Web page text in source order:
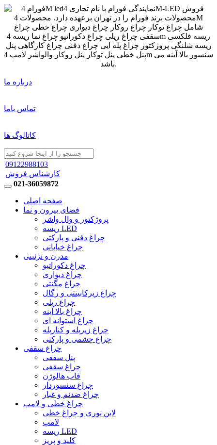
درباره ما
تماس باما
کاتالوگ ها
09122988103
کارشناس فروش
021-36059872
صفحه اصلی
فضای بیرون و نما
پروژکتور و وال واشر
ریسه LED
چراغ دفنی و پارکتی
چراغ خیابانی
مدرن و تزئینی
چراغ دکوراتیو
چراغ دیواری
چراغ مگنتی
چراغ زیرکابینتی و رگال
چراغ ریلی
چراغ بالا آینه
چراغ استوانه ای
چراغ زیرپله و کنارپله
چراغ چشمی و پارکتی
چراغ سقفی
پنل سقفی
چراغ سقفی
قاب هالوژن
چراغ سنسوردار
چراغ ضدنم و غبار
چراغ خطی و لامپ
لاین نوری و چراغ خطی
لامپ
ریسه LED
کلید و پریز